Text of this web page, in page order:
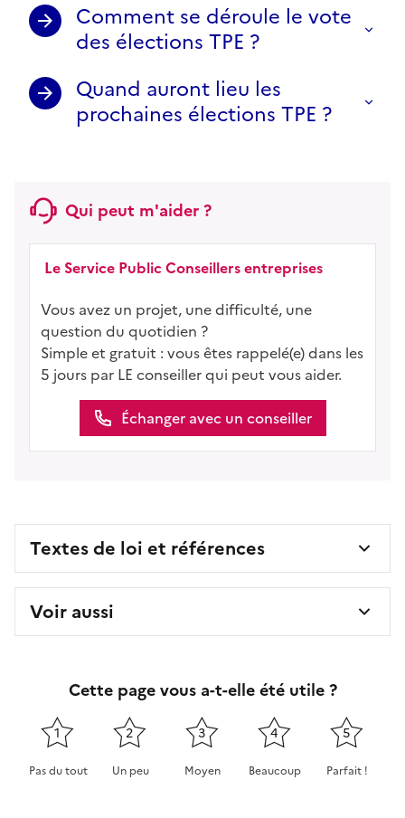
Comment se déroule le vote
des élections TPE ?
Quand auront lieu les
prochaines élections TPE ?
Qui peut m'aider ?
Le Service Public Conseillers entreprises
Vous avez un projet, une difficulté, une
question du quotidien ?
Simple et gratuit : vous êtes rappelé(e) dans les
5 jours par LE conseiller qui peut vous aider.
Échanger avec un conseiller
Textes de loi et références
Voir aussi
Cette page vous a-t-elle été utile ?
1
Pas du tout
2
Un peu
3
Moyen
4
Beaucoup
5
Parfait !